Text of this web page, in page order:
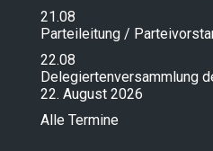
21.08
Parteileitung /
22.08
Delegiertenversammlung
22. August 2026
Alle Termine